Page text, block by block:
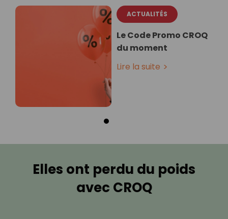
ACTUALITÉS
Le Code Promo CROQ
du moment
Lire la suite
Elles ont perdu du poids
avec CROQ